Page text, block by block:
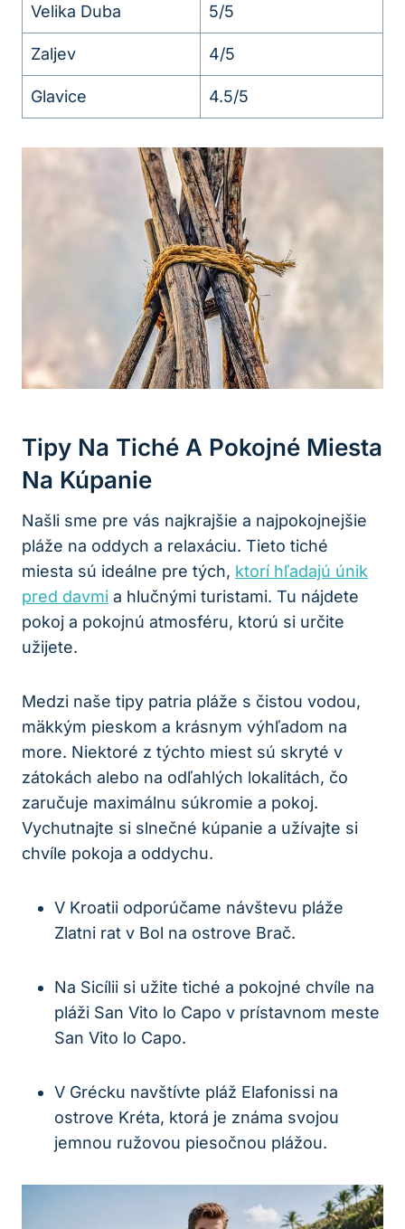
Velika Duba 5/5
Zaljev 4/5
Glavice 4.5/5
Tipy Na Tiché A Pokojné Miesta
Na Kúpanie
Našli sme pre vás najkrajšie a najpokojnejšie
pláže na oddych a relaxáciu. Tieto tiché
miesta sú ideálne pre tých, ktorí hľadajú únik
pred davmi a hlučnými turistami. Tu nájdete
pokoj a pokojnú atmosféru, ktorú si určite
užijete.
Medzi naše tipy patria pláže s čistou vodou,
mäkkým pieskom a krásnym výhľadom na
more. Niektoré z týchto miest sú skryté v
zátokách alebo na odľahlých lokalitách, čo
zaručuje maximálnu súkromie a pokoj.
Vychutnajte si slnečné kúpanie a užívajte si
chvíle pokoja a oddychu.
V Kroatii odporúčame návštevu pláže
Zlatni rat v Bol na ostrove Brač.
Na Sicílii si užite tiché a pokojné chvíle na
pláži San Vito lo Capo v prístavnom meste
San Vito lo Capo.
V Grécku navštívte pláž Elafonissi na
ostrove Kréta, ktorá je známa svojou
jemnou ružovou piesočnou plážou.